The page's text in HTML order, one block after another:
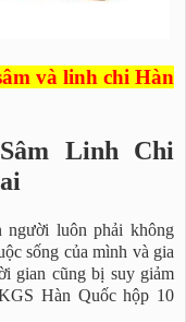
và linh chi Hàn
Linh Chi
người luôn phải không
sống của mình và gia
gian cũng bị suy giảm
Hàn Quốc hộp 10